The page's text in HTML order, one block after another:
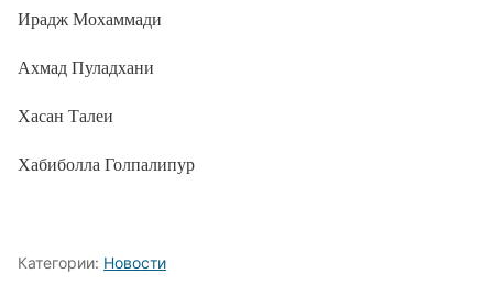
Ирадж Мохаммади
Ахмад Пуладхани
Хасан Талеи
Хабиболла Голпалипур
Категории: Новости